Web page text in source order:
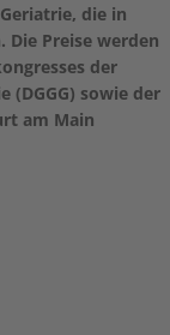
die in
Preise werden
der
(DGGG) sowie der
am Main